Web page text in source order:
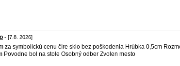
- [7.8. 2026]
za symbolickú cenu číre sklo bez poškodenia Hrúbka 0,5cm
Povodne bol na stole Osobný odber Zvolen mesto